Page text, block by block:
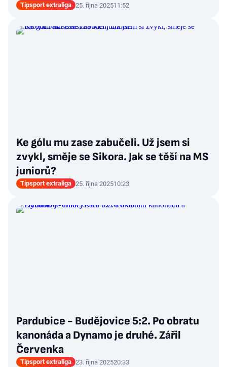
Tipsport extraliga 25. října 202511:52
Ke gólu mu zase zabučeli. Už jsem si
zvykl, směje se Sikora. Jak se těší na MS
juniorů?
Tipsport extraliga 25. října 202510:23
Pardubice - Budějovice 5:2. Po obratu
kanonáda a Dynamo je druhé. Zářil
Červenka
Tipsport extraliga 23. října 202520:33